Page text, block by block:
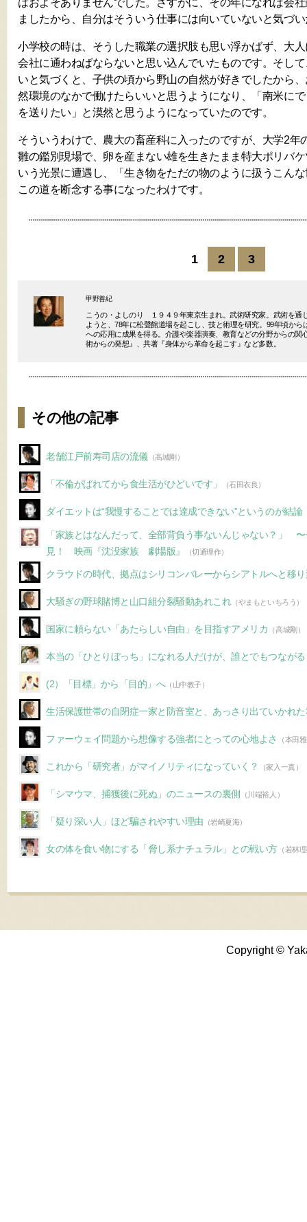
はおよそありませんでした。さすがに、その年になれば会
ましたから、自分はそういう仕事には向いていないと気づ
小学校の時は、そうした職業の選択肢も思い浮かばず、大
会社に通わねばならないと思い込んでいたものです。そし
いと気づくと、子供の頃から野山の自然が好きでしたから
然環境のなかで働けたらいいと思うようになり、「南米に
を送りたい」と漠然と思うようになっていたのです。
そういうわけで、農大の畜産科に入ったのですが、大学2年
雛の鑑別現場で、卵を産まない雄を生きたまま特大ポリバ
いう光景に遭遇し、「生き物をただの物のように扱うこん
この道を断念する事になったわけです。
1 2 3
甲野善紀
こうの・よしのり １９４９年東京生まれ。武術研究家。武術を通
ようと、78年に松聲館道場を起こし、技と術理を研究。99年頃か
への応用に成果を得る。介護や楽器演奏、教育などの分野からの関
術からの発想』、共著『身体から革命を起こす』など多数。
その他の記事
老舗江戸前寿司店の流儀（高城剛）
「不倫がばれてから食生活がひどいです」 （石田衣良）
ダイエットは“我慢することでは達成できない”というのが結論
「家族とはなんだって、全部背負う事ないんじゃない？」
見！ 映画『沈没家族 劇場版』
（切通理作）
クラウドの時代、拠点はシリコンバレーからシアトルへと移
大騒ぎの野球賭博と山口組分裂騒動あれこれ（やまもといちろう）
国家に頼らない「あたらしい自由」を目指すアメリカ （高城剛）
本当の「ひとりぼっち」になれる人だけが、誰とでもつなが
(2）「目標」から「目的」へ（山中教子）
生活保護世帯の自閉症一家と防音室と、あっさり出ていかれ
ファーウェイ問題から想像する強者にとっての心地よさ （本田
これから「研究者」がマイノリティになっていく？ （家入一真）
「シマウマ、捕獲後に死ぬ」のニュースの裏側 （川端裕人）
「疑り深い人」ほど騙されやすい理由 （岩崎夏海）
女の体を食い物にする「脅し系ナチュラル」との戦い方 （若林
Copyright ©